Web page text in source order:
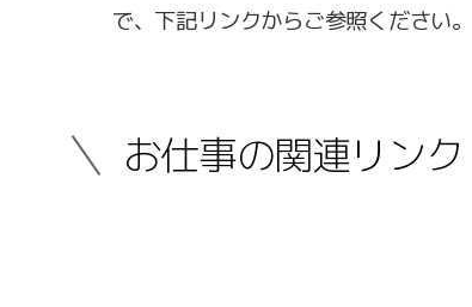
で、下記リンクからご参照ください。
お仕事の関連リンク